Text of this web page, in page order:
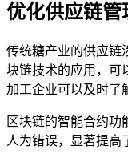
优化供应链管
传统糖产业的供应链
块链技术的应用，可
加工企业可以及时了
区块链的智能合约功
人为错误，显著提高